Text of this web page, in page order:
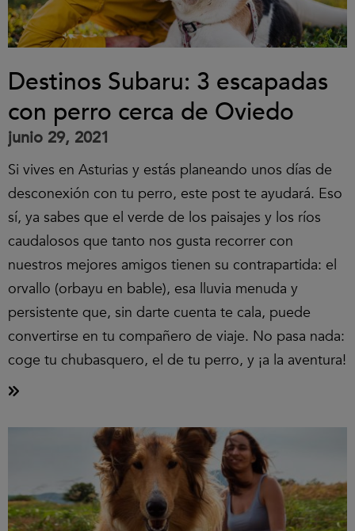
Destinos Subaru: 3 escapadas
con perro cerca de Oviedo
junio 29, 2021
Si vives en Asturias y estás planeando unos días de
desconexión con tu perro, este post te ayudará. Eso
sí, ya sabes que el verde de los paisajes y los ríos
caudalosos que tanto nos gusta recorrer con
nuestros mejores amigos tienen su contrapartida: el
orvallo (orbayu en bable), esa lluvia menuda y
persistente que, sin darte cuenta te cala, puede
convertirse en tu compañero de viaje. No pasa nada:
coge tu chubasquero, el de tu perro, y ¡a la aventura!